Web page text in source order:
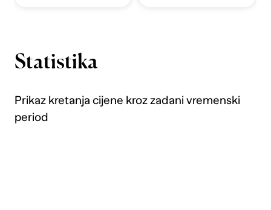
Statistika
Prikaz kretanja cijene kroz zadani vremenski
period